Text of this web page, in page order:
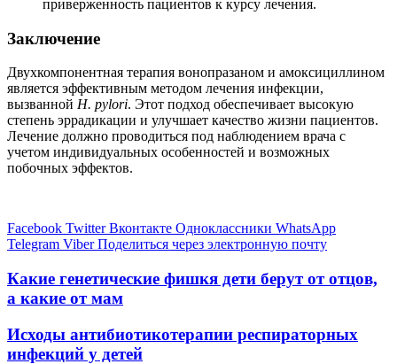
приверженность пациентов к курсу лечения.
Заключение
Двухкомпонентная терапия вонопразаном и амоксициллином
является эффективным методом лечения инфекции,
вызванной H. pylori. Этот подход обеспечивает высокую
степень эррадикации и улучшает качество жизни пациентов.
Лечение должно проводиться под наблюдением врача с
учетом индивидуальных особенностей и возможных
побочных эффектов.
Facebook Twitter Вконтакте Одноклассники WhatsApp
Telegram Viber Поделиться через электронную почту
Какие генетические фишкя дети берут от отцов,
а какие от мам
Исходы антибиотикотерапии респираторных
инфекций у детей